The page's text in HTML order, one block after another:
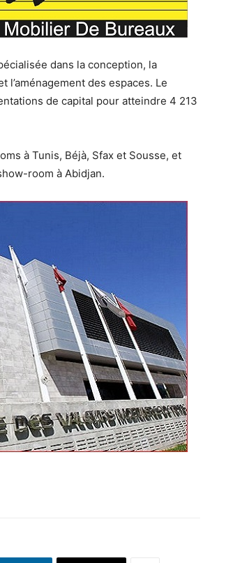
dans la conception, la
des espaces. Le
de capital pour atteindre 4 213
à Tunis, Béjà, Sfax et Sousse, et
room à Abidjan.